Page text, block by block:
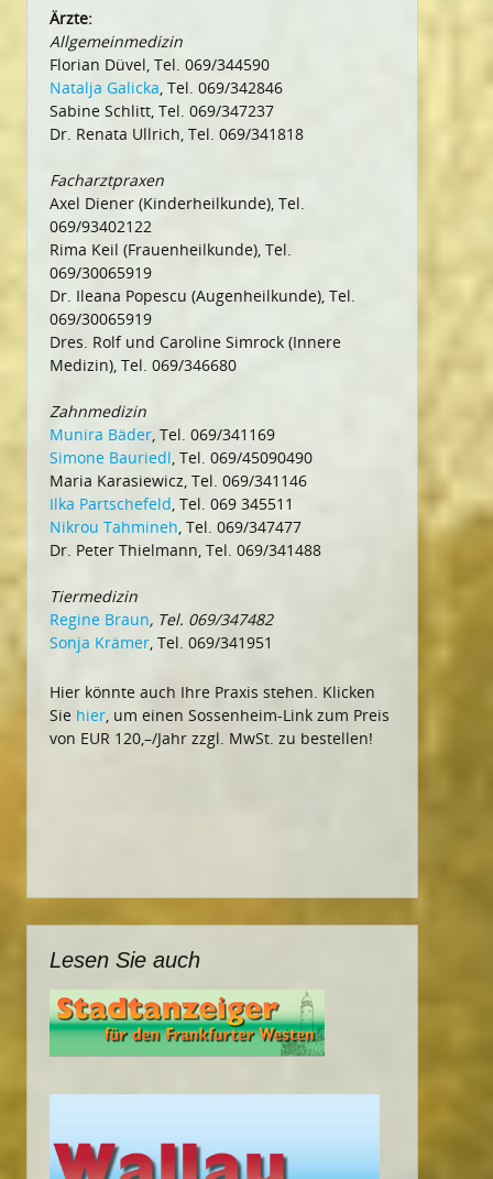
Ärzte:
Allgemeinmedizin
Florian Düvel, Tel. 069/344590
Natalja Galicka, Tel. 069/342846
Sabine Schlitt, Tel. 069/347237
Dr. Renata Ullrich, Tel. 069/341818
Facharztpraxen
Axel Diener (Kinderheilkunde), Tel.
069/93402122
Rima Keil (Frauenheilkunde), Tel.
069/30065919
Dr. Ileana Popescu (Augenheilkunde), Tel.
069/30065919
Dres. Rolf und Caroline Simrock (Innere
Medizin), Tel. 069/346680
Zahnmedizin
Munira Bäder, Tel. 069/341169
Simone Bauriedl, Tel. 069/45090490
Maria Karasiewicz, Tel. 069/341146
Ilka Partschefeld, Tel. 069 345511
Nikrou Tahmineh, Tel. 069/347477
Dr. Peter Thielmann, Tel. 069/341488
Tiermedizin
Regine Braun, Tel. 069/347482
Sonja Krämer, Tel. 069/341951
Hier könnte auch Ihre Praxis stehen. Klicken
Sie hier, um einen Sossenheim-Link zum Preis
von EUR 120,–/Jahr zzgl. MwSt. zu bestellen!
Lesen Sie auch